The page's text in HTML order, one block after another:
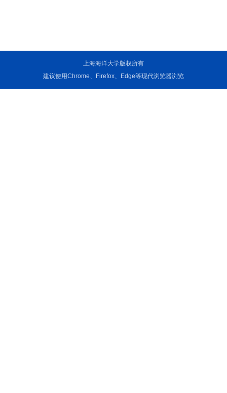
上海海洋大学版权所有
建议使用Chrome、Firefox、Edge等现代浏览器浏览